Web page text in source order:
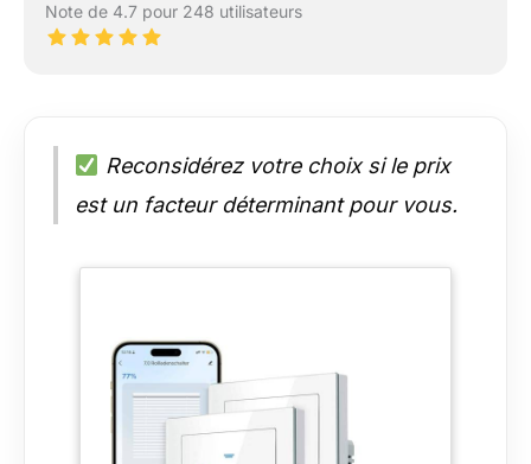
Note de 4.7 pour 248 utilisateurs
Reconsidérez votre choix si le prix
est un facteur déterminant pour vous.